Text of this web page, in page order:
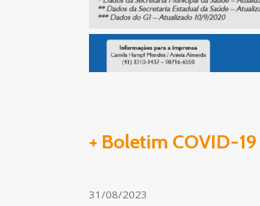
+ Boletim COVID-19
31/08/2023